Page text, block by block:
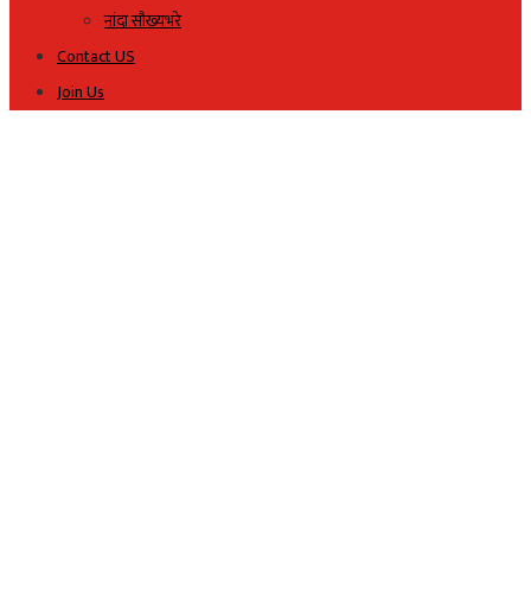
नांदा सौख्यभरे
Contact US
Join Us